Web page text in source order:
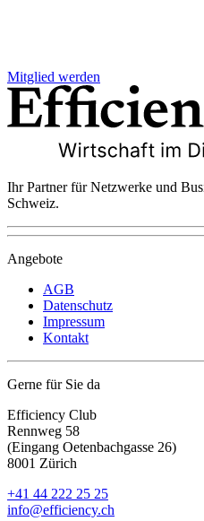
Mitglied werden
Ihr Partner für Netzwerke und
Schweiz.
Angebote
AGB
Datenschutz
Impressum
Kontakt
Gerne für Sie da
Efficiency Club
Rennweg 58
(Eingang Oetenbachgasse 26)
8001 Zürich
+41 44 222 25 25
info@efficiency.ch